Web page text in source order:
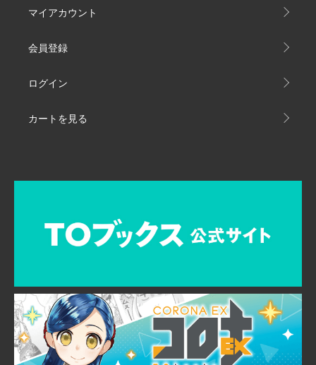
マイアカウント
会員登録
ログイン
カートを見る